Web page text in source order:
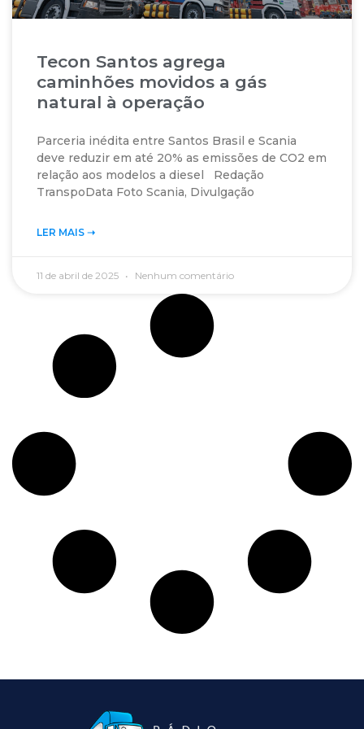
Tecon Santos agrega
caminhões movidos a gás
natural à operação
Parceria inédita entre Santos Brasil e Scania
deve reduzir em até 20% as emissões de CO2 em
relação aos modelos a diesel Redação
TranspoData Foto Scania, Divulgação
LER MAIS ➝‬
11 de abril de 2025 Nenhum comentário